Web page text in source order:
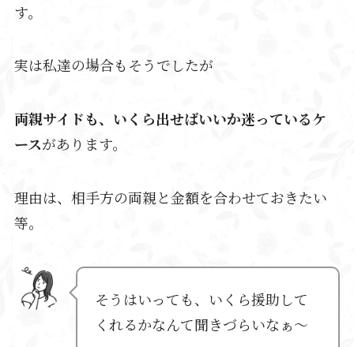
す。
実は私達の場合もそうでしたが
両親サイドも、いくら出せばいいか迷っているケ
ースがあります。
理由は、相手方の両親と金額を合わせておきたい
等。
そうはいっても、いくら援助して
くれるかなんて聞きづらいなぁ～